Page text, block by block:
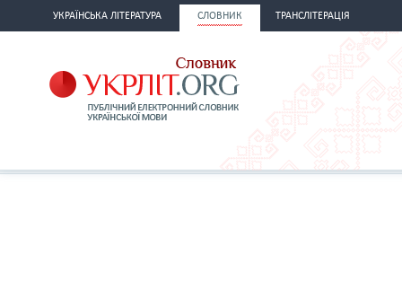
УКРАЇНСЬКА ЛІТЕРАТУРА СЛОВНИК ТРАНСЛІТЕРАЦІЯ